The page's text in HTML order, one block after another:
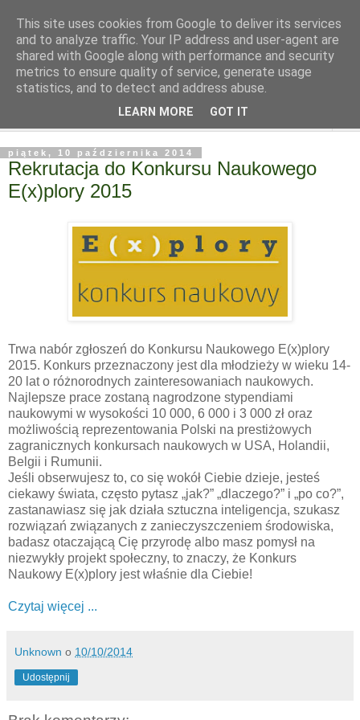
piątek, 10 października 2014
Rekrutacja do Konkursu Naukowego
E(x)plory 2015
Trwa nabór zgłoszeń do Konkursu Naukowego E(x)plory
2015. Konkurs przeznaczony jest dla młodzieży w wieku 14-
20 lat o różnorodnych zainteresowaniach naukowych.
Najlepsze prace zostaną nagrodzone stypendiami
naukowymi w wysokości 10 000, 6 000 i 3 000 zł oraz
możliwością reprezentowania Polski na prestiżowych
zagranicznych konkursach naukowych w USA, Holandii,
Belgii i Rumunii.
Jeśli obserwujesz to, co się wokół Ciebie dzieje, jesteś
ciekawy świata, często pytasz „jak?” „dlaczego?” i „po co?”,
zastanawiasz się jak działa sztuczna inteligencja, szukasz
rozwiązań związanych z zanieczyszczeniem środowiska,
badasz otaczającą Cię przyrodę albo masz pomysł na
niezwykły projekt społeczny, to znaczy, że Konkurs
Naukowy E(x)plory jest właśnie dla Ciebie!
Czytaj więcej ...
Unknown o 10/10/2014
Udostępnij
This site uses cookies from Google to deliver its services
and to analyze traffic. Your IP address and user-agent are
shared with Google along with performance and security
metrics to ensure quality of service, generate usage
statistics, and to detect and address abuse.
LEARN MORE GOT IT